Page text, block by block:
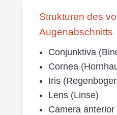
Strukturen des
Augenabschnitts
Conjunktiva
Cornea
Iris
Lens (Linse)
Camera